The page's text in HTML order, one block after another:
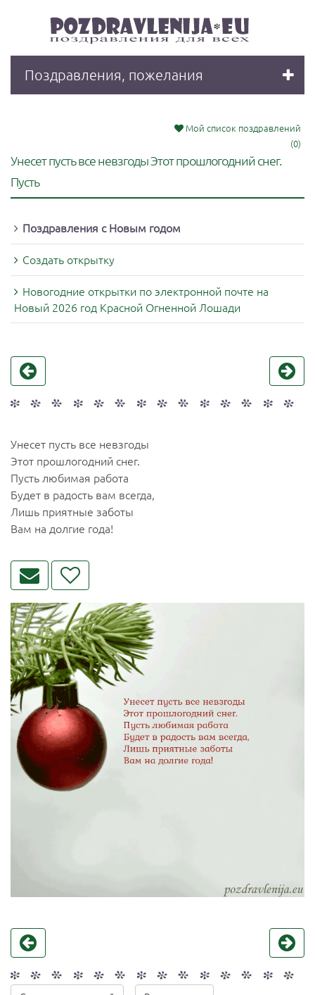
Поздравления, пожелания
Мой список поздравлений
(0)
Унесет пусть все невзгоды Этот прошлогодний снег.
Пусть
Поздравления с Новым годом
Создать открытку
Новогодние открытки по электронной почте на
Новый 2026 год Красной Огненной Лошади
Унесет пусть все невзгоды
Этот прошлогодний снег.
Пусть любимая работа
Будет в радость вам всегда,
Лишь приятные заботы
Вам на долгие года!